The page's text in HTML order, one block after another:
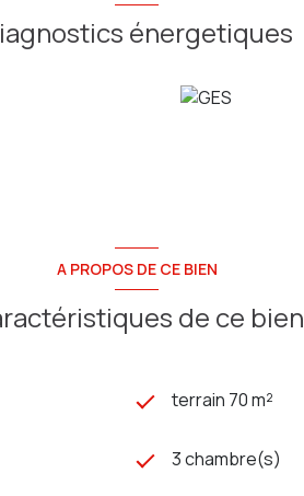
013 261
énergetiques
A PROPOS DE CE BIEN
de ce bien
terrain 70 m²
3 chambre(s)